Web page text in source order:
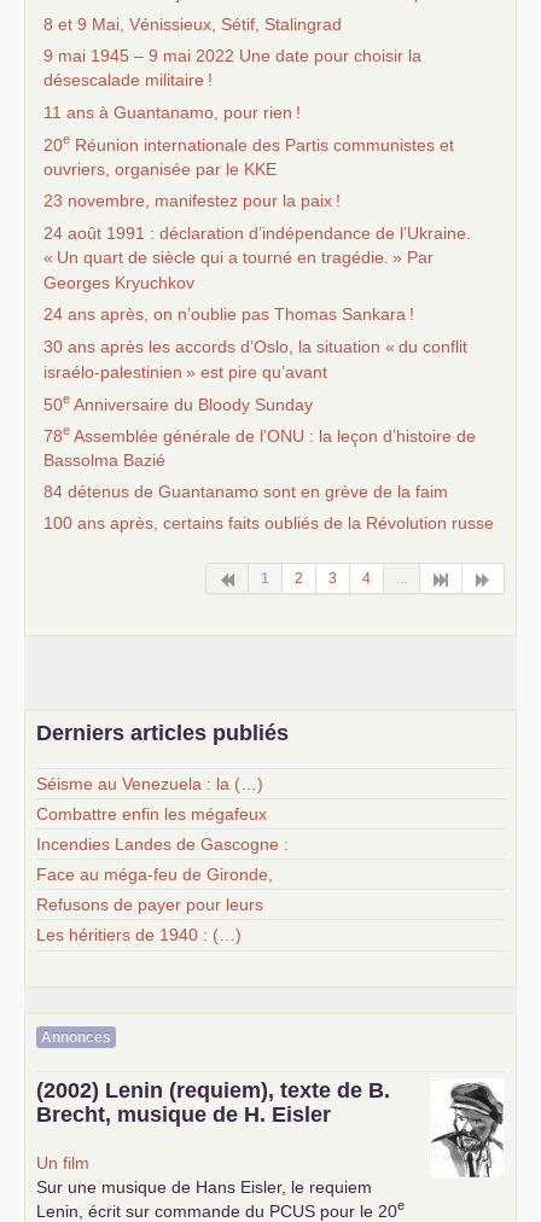
8 et 9 Mai, Vénissieux, Sétif, Stalingrad
9 mai 1945 – 9 mai 2022 Une date pour choisir la
désescalade militaire !
11 ans à Guantanamo, pour rien !
20e Réunion internationale des Partis communistes et
ouvriers, organisée par le KKE
23 novembre, manifestez pour la paix !
24 août 1991 : déclaration d’indépendance de l’Ukraine.
« Un quart de siècle qui a tourné en tragédie. » Par
Georges Kryuchkov
24 ans après, on n’oublie pas Thomas Sankara !
30 ans après les accords d’Oslo, la situation « du conflit
israélo-palestinien » est pire qu’avant
50e Anniversaire du Bloody Sunday
78e Assemblée générale de l’ONU : la leçon d’histoire de
Bassolma Bazié
84 détenus de Guantanamo sont en grève de la faim
100 ans après, certains faits oubliés de la Révolution russe
1 2 3 4
Derniers articles publiés
Séisme au Venezuela : la (…)
Combattre enfin les mégafeux
Incendies Landes de Gascogne :
Face au méga-feu de Gironde,
Refusons de payer pour leurs
Les héritiers de 1940 : (…)
Annonces
(2002) Lenin (requiem), texte de B.
Brecht, musique de H. Eisler
Un film
Sur une musique de Hans Eisler, le requiem
Lenin, écrit sur commande du PCUS pour le 20e